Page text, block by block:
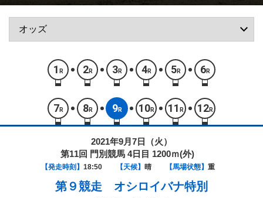
1 R 2R 3R 4R 5R 6R
7 R 8R 9R 10R 11 R 12R
2021年9月7日（火）
第11回 門別競馬 4日目 1200ｍ(外)
【発走時刻】 18:50 【天候】 晴 【馬場状態】 重
第９競走 オシロイバナ特別